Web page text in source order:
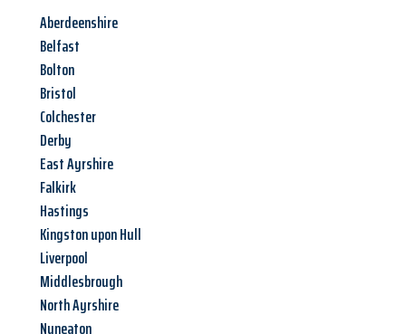
Aberdeenshire
Belfast
Bolton
Bristol
Colchester
Derby
East Ayrshire
Falkirk
Hastings
Kingston upon Hull
Liverpool
Middlesbrough
North Ayrshire
Nuneaton